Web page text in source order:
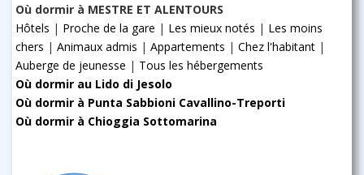
Où dormir à MESTRE ET ALENTOURS
Hôtels | Proche de la gare | Les mieux notés | Les moins
chers | Animaux admis | Appartements | Chez l'habitant |
Auberge de jeunesse | Tous les hébergements
Où dormir au Lido di Jesolo
Où dormir à Punta Sabbioni Cavallino-Treporti
Où dormir à Chioggia Sottomarina